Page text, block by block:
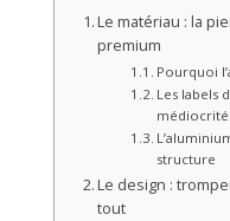
Le matériau : la
premium
Pourquoi
Les labels
médiocrité
structure
Le design :
tout